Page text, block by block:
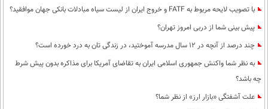
با تصویب لایحه مربوط به FATF و خروج ایران از لیست سیاه مبادلات بانکی جهان موافقید؟
پیش بینی شما از دربی امروز تهران؟
چند درصد از آنچه در 12 سال مدرسه آموختید، در زندگی تان به درد خورده است؟
به نظر شما واکنش جمهوری اسلامی ایران به تقاضای آمریکا برای مذاکره بدون پیش شرط
چه باشد؟
علت آشفتگی «بازار ارز» از نظر شما؟